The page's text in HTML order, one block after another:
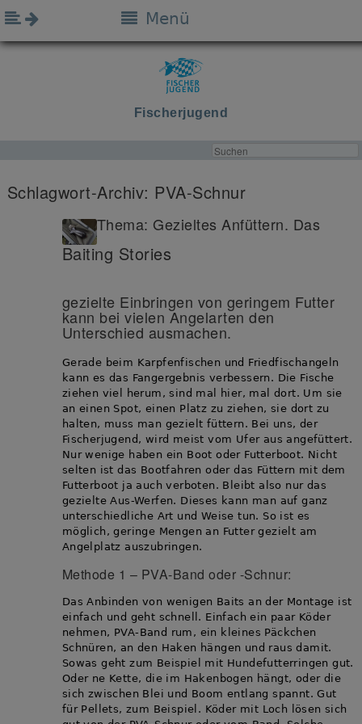
Fischerjugend
Menü
Schlagwort-Archiv: PVA-Schnur
Baiting Stories
Thema: Gezieltes Anfüttern. Das
gezielte Einbringen von geringem Futter
kann bei vielen Angelarten den
Unterschied ausmachen.
Gerade beim Karpfenfischen und Friedfischangeln
kann es das Fangergebnis verbessern. Die Fische
ziehen viel herum, sind mal hier, mal dort. Um sie
an einen Spot, einen Platz zu ziehen, sie dort zu
halten, muss man gezielt füttern. Bei uns, der
Fischerjugend, wird meist vom Ufer aus angefüttert.
Nur wenige haben ein Boot oder Futterboot. Nicht
selten ist das Bootfahren oder das Füttern mit dem
Futterboot ja auch verboten. Bleibt also nur das
gezielte Aus-Werfen. Dieses kann man auf ganz
unterschiedliche Art und Weise tun. So ist es
möglich, geringe Mengen an Futter gezielt am
Angelplatz auszubringen.
Methode 1 – PVA-Band oder -Schnur:
Das Anbinden von wenigen Baits an der Montage ist
einfach und geht schnell. Einfach ein paar Köder
nehmen, PVA-Band rum, ein kleines Päckchen
Schnüren, an den Haken hängen und raus damit.
Sowas geht zum Beispiel mit Hundefutterringen gut.
Oder ne Kette, die im Hakenbogen hängt, oder die
sich zwischen Blei und Boom entlang spannt. Gut
für Pellets, zum Beispiel. Köder mit Loch lösen sich